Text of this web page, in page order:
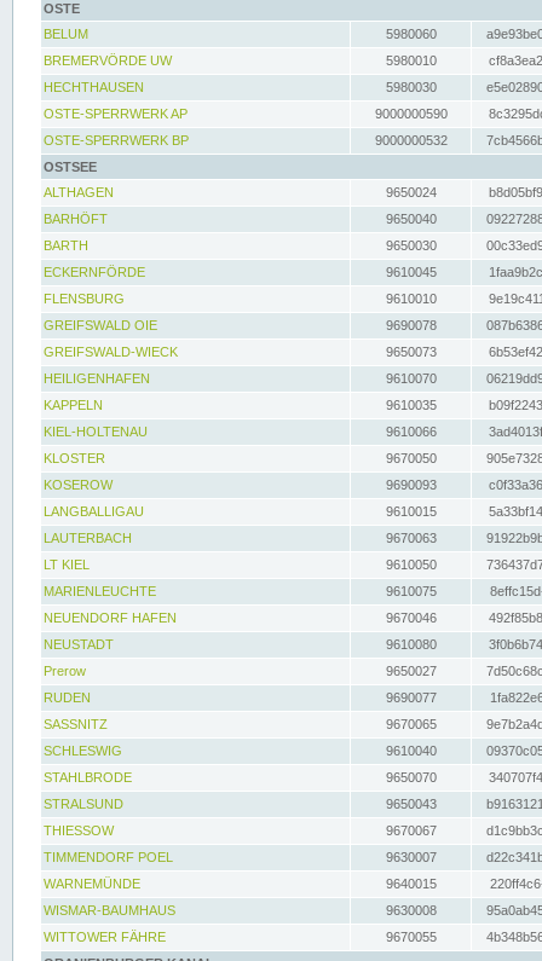
OSTE
BELUM
5980060
BREMERVÖRDE UW
5980010
HECHTHAUSEN
5980030
OSTE-SPERRWERK AP
9000000590
OSTE-SPERRWERK BP
9000000532
OSTSEE
ALTHAGEN
9650024
BARHÖFT
9650040
BARTH
9650030
ECKERNFÖRDE
9610045
FLENSBURG
9610010
GREIFSWALD OIE
9690078
GREIFSWALD-WIECK
9650073
HEILIGENHAFEN
9610070
KAPPELN
9610035
KIEL-HOLTENAU
9610066
KLOSTER
9670050
KOSEROW
9690093
LANGBALLIGAU
9610015
LAUTERBACH
9670063
LT KIEL
9610050
MARIENLEUCHTE
9610075
NEUENDORF HAFEN
9670046
NEUSTADT
9610080
Prerow
9650027
RUDEN
9690077
SASSNITZ
9670065
SCHLESWIG
9610040
STAHLBRODE
9650070
STRALSUND
9650043
THIESSOW
9670067
TIMMENDORF POEL
9630007
WARNEMÜNDE
9640015
WISMAR-BAUMHAUS
9630008
WITTOWER FÄHRE
9670055